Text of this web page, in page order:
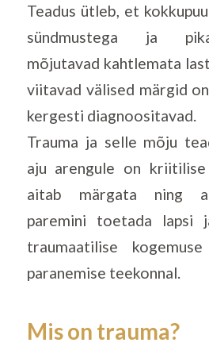
Teadus ütleb, et
sündmustega ja
mõjutavad kahtlemata
viitavad välised märgid
kergesti diagnoositavad.
Trauma ja selle mõju
aju arengule on kriitilise
aitab märgata ning
paremini toetada lapsi
traumaatilise
paranemise teekonnal.
Mis on trauma?